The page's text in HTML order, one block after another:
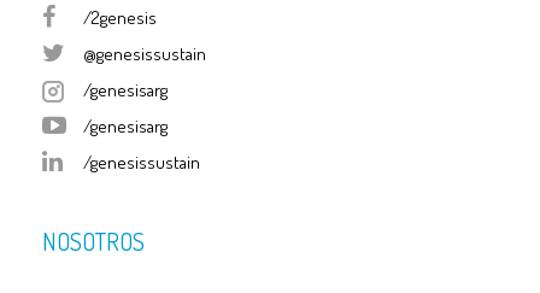
/2genesis
@genesissustain
/genesisarg
/genesisarg
/genesissustain
NOSOTROS